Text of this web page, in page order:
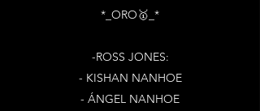
*_ORO🥇_*
-ROSS JONES:
- KISHAN NANHOE
- ÁNGEL NANHOE